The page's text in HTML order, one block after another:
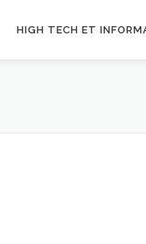
HIGH TECH ET